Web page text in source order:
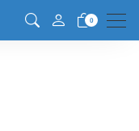
0 Menu